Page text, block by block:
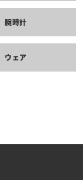
腕時計
ウェア